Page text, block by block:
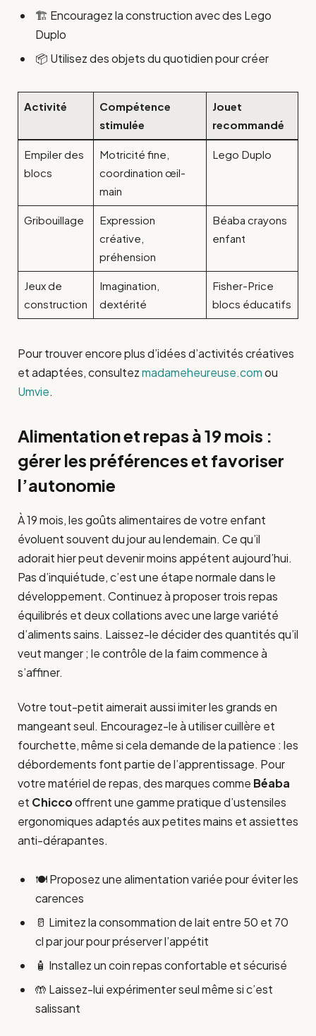
🏗️ Encouragez la construction avec des Lego
Duplo
📦 Utilisez des objets du quotidien pour créer
Activité
Compétence
stimulée
Jouet
recommandé
Empiler des
blocs
Motricité fine,
coordination œil-
main
Lego Duplo
Gribouillage
Expression
créative,
préhension
Béaba crayons
enfant
Jeux de
construction
Imagination,
dextérité
Fisher-Price
blocs éducatifs
Pour trouver encore plus d’idées d’activités créatives
et adaptées, consultezmadameheureuse.comou
Umvie.
Alimentation et repas à 19 mois :
gérer les préférences et favoriser
l’autonomie
À 19 mois, les goûts alimentaires de votre enfant
évoluent souvent du jour au lendemain. Ce qu’il
adorait hier peut devenir moins appétent aujourd’hui.
Pas d’inquiétude, c’est une étape normale dans le
développement. Continuez à proposer trois repas
équilibrés et deux collations avec une large variété
d’aliments sains. Laissez-le décider des quantités qu’il
veut manger ; le contrôle de la faim commence à
s’affiner.
Votre tout-petit aimerait aussi imiter les grands en
mangeant seul. Encouragez-le à utiliser cuillère et
fourchette, même si cela demande de la patience : les
débordements font partie de l’apprentissage. Pour
votre matériel de repas, des marques comme Béaba
et Chiccooffrent une gamme pratique d’ustensiles
ergonomiques adaptés aux petites mains et assiettes
anti-dérapantes.
🍽️ Proposez une alimentation variée pour éviter les
carences
🥛 Limitez la consommation de lait entre 50 et 70
cl par jour pour préserver l’appétit
🧴 Installez un coin repas confortable et sécurisé
🤲 Laissez-lui expérimenter seul même si c’est
salissant